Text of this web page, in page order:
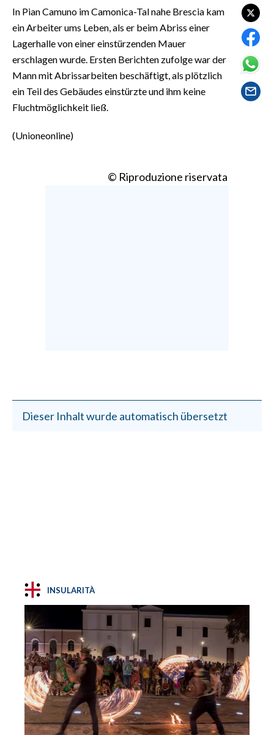
NOTIZIE
EVENTI
#CARAUNIONE
FOTO
VIDEO
In Pian Camuno im Camonica-Tal nahe Brescia kam
ein Arbeiter ums Leben, als er beim Abriss einer
Lagerhalle von einer einstürzenden Mauer
erschlagen wurde. Ersten Berichten zufolge war der
Mann mit Abrissarbeiten beschäftigt, als plötzlich
ein Teil des Gebäudes einstürzte und ihm keine
Fluchtmöglichkeit ließ.
(Unioneonline)
© Riproduzione riservata
Dieser Inhalt wurde automatisch übersetzt
INSULARITÀ